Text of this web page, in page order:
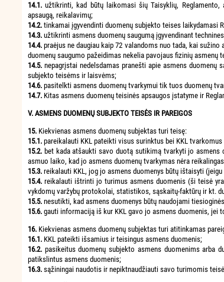
14.1.užtikrinti, kad būtų laikomasi šių Taisyklių,
apsaugą, reikalavimų;
14.2. tinkamai įgyvendinti duomenų subjekto teises laikydamasi
14.3. užtikrinti asmens duomenų saugumą įgyvendinant
14.4.praėjus ne daugiau kaip 72 valandoms nuo tada, kai
duomenų saugumo pažeidimas nekelia pavojaus fizinių asmenų
14.5.nepagrįstai nedelsdamas pranešti apie asmens
subjekto teisėms ir laisvėms;
14.6. pasitelkti asmens duomenų tvarkymui tik tuos duomenų
14.7. Kitas asmens duomenų teisinės apsaugos įstatyme ir
V. ASMENS DUOMENŲ SUBJEKTO TEISĖS IR PAREIGOS
15. Kiekvienas asmens duomenų subjektas turi teisę:
15.1. pareikalauti KKL pateikti visus surinktus bei KKL
15.2. bet kada atšaukti savo duotą sutikimą tvarkyti jo
asmuo laiko, kad jo asmens duomenų tvarkymas nėra
15.3. reikalauti KKL, jog jo asmens duomenys būtų ištaisyti
15.4. reikalauti ištrinti jo turimus asmens duomenis (ši teisė
vykdomų varžybų protokolai, statistikos, sąskaitų-faktūrų ir kt.
15.5. nesutikti, kad asmens duomenys būtų naudojami
15.6. gauti informaciją iš kur KKL gavo jo asmens duomenis, jei
16. Kiekvienas asmens duomenų subjektas turi atitinkamas
16.1. KKL pateikti išsamius ir teisingus asmens duomenis;
16.2. pasikeitus duomenų subjekto asmens duomenims arba
patikslintus asmens duomenis;
16.3. sąžiningai naudotis ir nepiktnaudžiauti savo turimomis